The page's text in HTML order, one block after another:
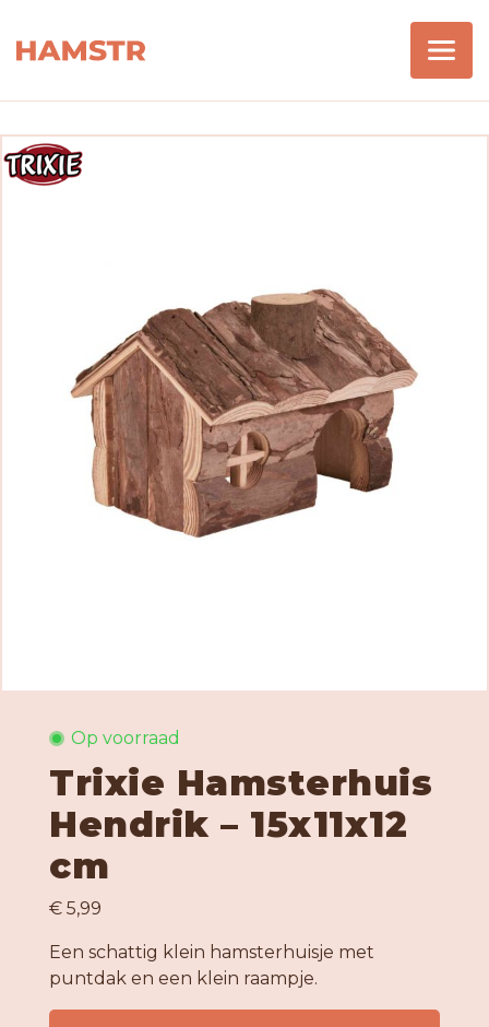
Op voorraad
Trixie Hamsterhuis
Hendrik – 15x11x12
cm
€ 5,99
Een schattig klein hamsterhuisje met
puntdak en een klein raampje.